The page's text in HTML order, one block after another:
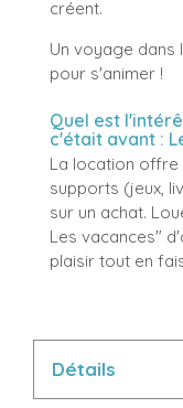
créent.
Un voyage dans
pour s'animer !
Quel est
c'était avant :
La location
supports (jeux,
sur un achat.
Les vacances"
plaisir tout en
Détails